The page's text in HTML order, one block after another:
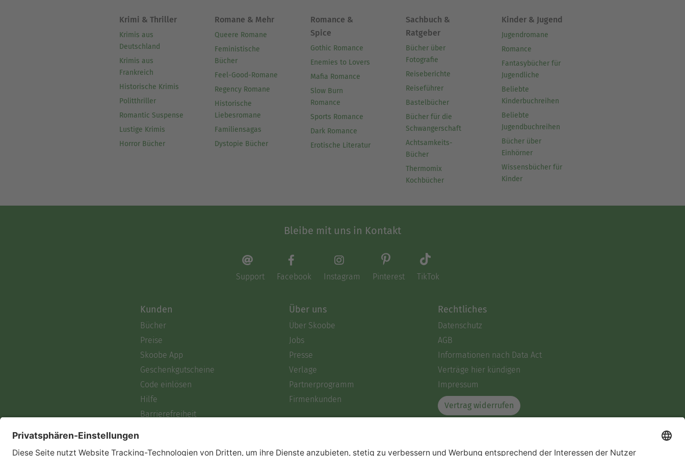
Krimi & Thriller
Krimis aus
Deutschland
Krimis aus
Frankreich
Historische Krimis
Politthriller
Romantic Suspense
Lustige Krimis
Horror Bücher
Romane & Mehr
Queere Romane
Feministische
Bücher
Feel-Good-Romane
Regency Romane
Historische
Liebesromane
Familiensagas
Dystopie Bücher
Romance &
Spice
Gothic Romance
Enemies to Lovers
Mafia Romance
Slow Burn
Romance
Sports Romance
Dark Romance
Erotische Literatur
Sachbuch &
Ratgeber
Bücher über
Fotografie
Reiseberichte
Reiseführer
Bastelbücher
Bücher für die
Schwangerschaft
Achtsamkeits-
Bücher
Thermomix
Kochbücher
Kinder & Jugend
Jugendromane
Romance
Fantasybücher für
Jugendliche
Beliebte
Kinderbuchreihen
Beliebte
Jugendbuchreihen
Bücher über
Einhörner
Wissensbücher für
Kinder
Bleibe mit uns in Kontakt
Support Facebook Instagram Pinterest TikTok
Kunden
Bücher
Preise
Skoobe App
Geschenkgutscheine
Code einlösen
Hilfe
Barrierefreiheit
Über uns
Über Skoobe
Jobs
Presse
Verlage
Partnerprogramm
Firmenkunden
Rechtliches
Datenschutz
AGB
Informationen nach Data Act
Verträge hier kündigen
Impressum
Vertrag widerrufen